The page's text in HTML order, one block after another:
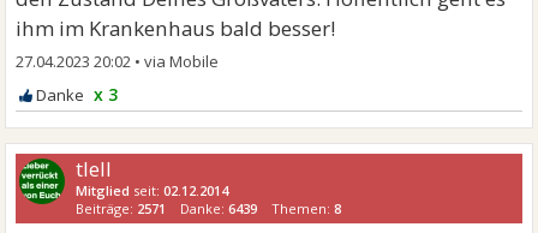
ihm im Krankenhaus bald besser!
27.04.2023 20:02 •
x 3
tlell
Mitglied seit:02.12.2014
Beiträge: 2571 Danke:6439 Themen:8